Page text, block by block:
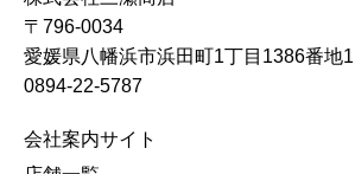
〒796-0034
愛媛県八幡浜市浜田町1丁目1386番地1
0894-22-5787
会社案内サイト